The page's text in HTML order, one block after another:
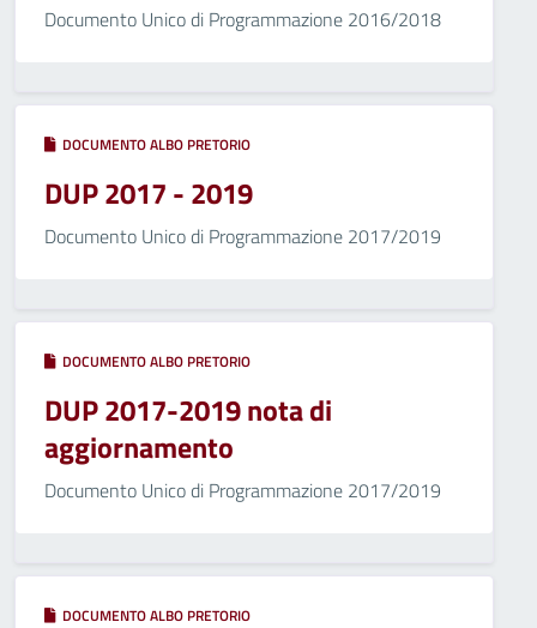
Documento Unico di Programmazione 2016/2018
DOCUMENTO ALBO PRETORIO
DUP 2017 - 2019
Documento Unico di Programmazione 2017/2019
DOCUMENTO ALBO PRETORIO
DUP 2017-2019 nota di
aggiornamento
Documento Unico di Programmazione 2017/2019
DOCUMENTO ALBO PRETORIO